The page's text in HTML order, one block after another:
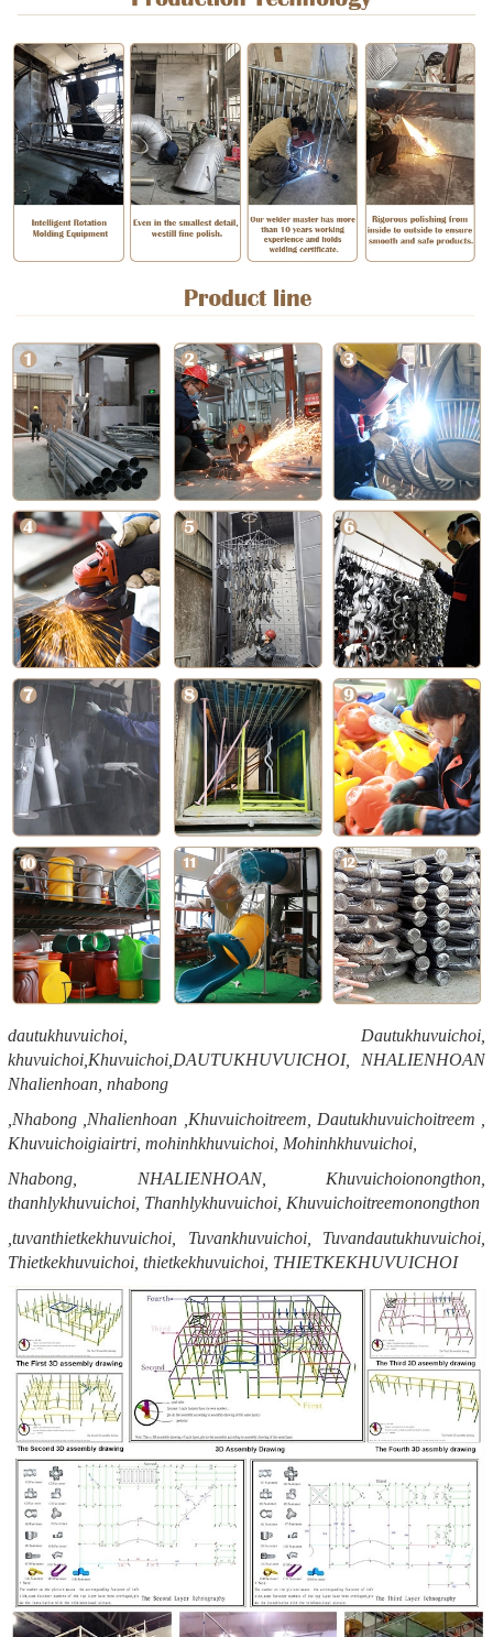
dautukhuvuichoi, Dautukhuvuichoi,
khuvuichoi,Khuvuichoi,DAUTUKHUVUICHOI, NHALIENHOAN
Nhalienhoan, nhabong
,Nhabong ,Nhalienhoan ,Khuvuichoitreem, Dautukhuvuichoitreem ,
Khuvuichoigiairtri, mohinhkhuvuichoi, Mohinhkhuvuichoi,
Nhabong, NHALIENHOAN, Khuvuichoionongthon,
thanhlykhuvuichoi, Thanhlykhuvuichoi, Khuvuichoitreemonongthon
,tuvanthietkekhuvuichoi, Tuvankhuvuichoi, Tuvandautukhuvuichoi,
Thietkekhuvuichoi, thietkekhuvuichoi, THIETKEKHUVUICHOI